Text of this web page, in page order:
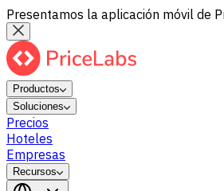
Presentamos la aplicación móvil de
Productos
Soluciones
Precios
Hoteles
Empresas
Recursos